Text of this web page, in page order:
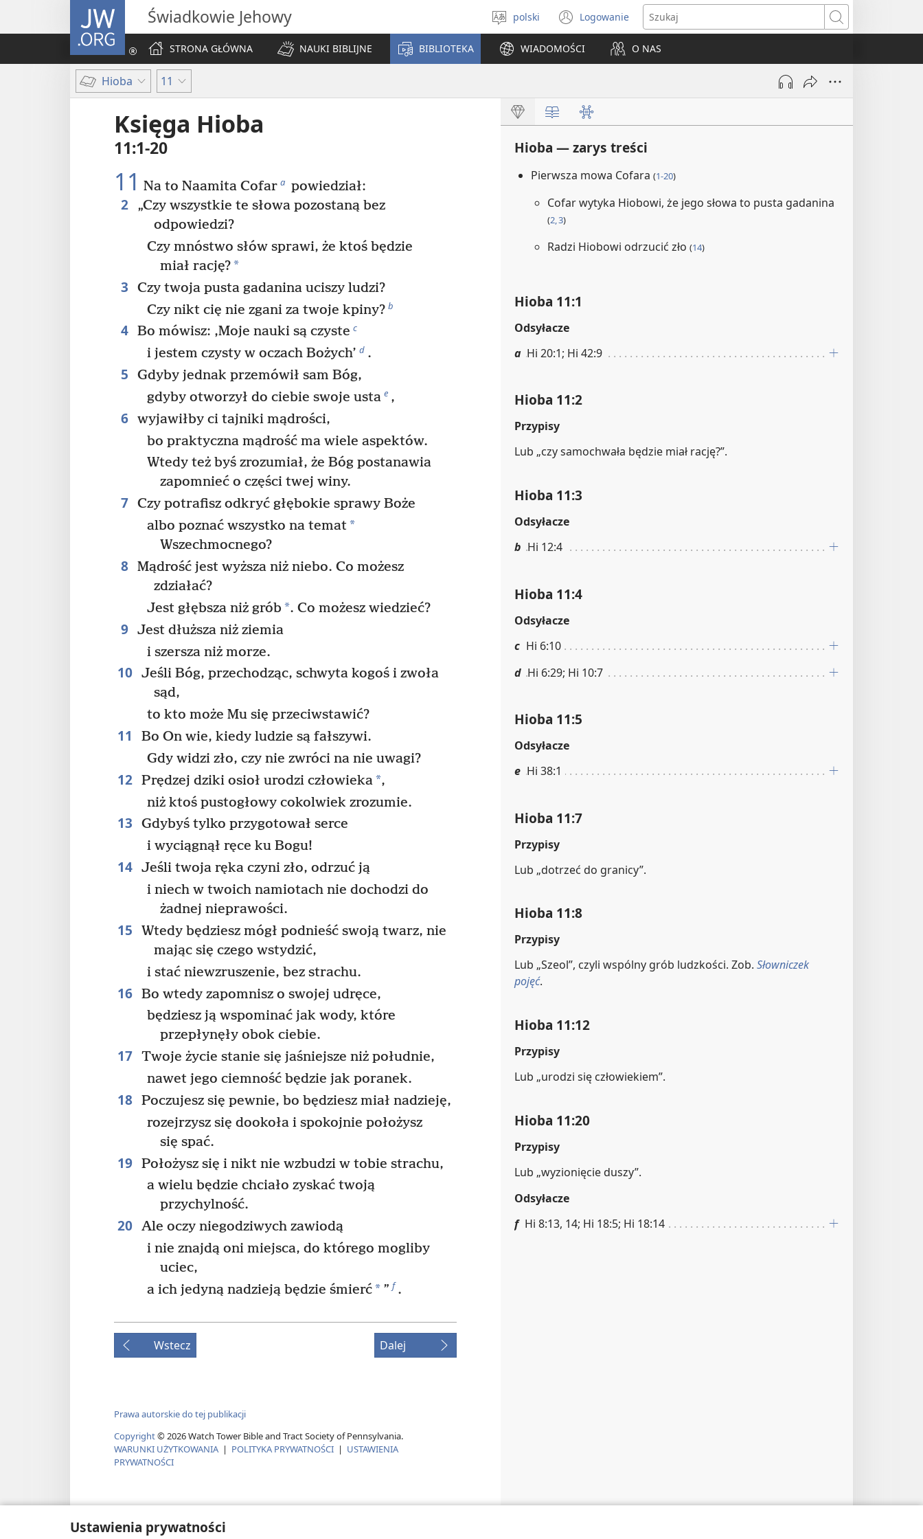
Ustawienia prywatności
JW.ORG Świadkowie Jehowy
Wybór
języka
polski Logowanie
(opens
new
window)
Szukaj
STRONA GŁÓWNA
NAUKI BIBLIJNE BIBLIOTEKA WIADOMOŚCI O NAS
Hioba 11
Księga Hioba
11:1-20
11 Na to Naamita Cofar a powiedział:
2
„Czy wszystkie te słowa pozostaną bez
odpowiedzi?
Czy mnóstwo słów sprawi, że ktoś będzie
miał rację?*
3
Czy twoja pusta gadanina uciszy ludzi?
Czy nikt cię nie zgani za twoje kpiny? b
4 Bo mówisz: ‚Moje nauki są czyste c
i jestem czysty w oczach Bożych’ d .
5
Gdyby jednak przemówił sam Bóg,
gdyby otworzył do ciebie swoje usta e ,
6 wyjawiłby ci tajniki mądrości,
bo praktyczna mądrość ma wiele aspektów.
Wtedy też byś zrozumiał, że Bóg postanawia
zapomnieć o części twej winy.
7 Czy potrafisz odkryć głębokie sprawy Boże
albo poznać wszystko na temat*
Wszechmocnego?
8 Mądrość jest wyższa niż niebo. Co możesz
zdziałać?
Jest głębsza niż grób *. Co możesz wiedzieć?
9 Jest dłuższa niż ziemia
i szersza niż morze.
10 Jeśli Bóg, przechodząc, schwyta kogoś i zwoła
sąd,
to kto może Mu się przeciwstawić?
11
Bo On wie, kiedy ludzie są fałszywi.
Gdy widzi zło, czy nie zwróci na nie uwagi?
12 Prędzej dziki osioł urodzi człowieka*,
niż ktoś pustogłowy cokolwiek zrozumie.
13
Gdybyś tylko przygotował serce
i wyciągnął ręce ku Bogu!
14 Jeśli twoja ręka czyni zło, odrzuć ją
i niech w twoich namiotach nie dochodzi do
żadnej nieprawości.
15
Wtedy będziesz mógł podnieść swoją twarz, nie
mając się czego wstydzić,
i stać niewzruszenie, bez strachu.
16 Bo wtedy zapomnisz o swojej udręce,
będziesz ją wspominać jak wody, które
przepłynęły obok ciebie.
17 Twoje życie stanie się jaśniejsze niż południe,
nawet jego ciemność będzie jak poranek.
18 Poczujesz się pewnie, bo będziesz miał nadzieję,
rozejrzysz się dookoła i spokojnie położysz
się spać.
19 Położysz się i nikt nie wzbudzi w tobie strachu,
a wielu będzie chciało zyskać twoją
przychylność.
20 Ale oczy niegodziwych zawiodą
i nie znajdą oni miejsca, do którego mogliby
uciec,
a ich jedyną nadzieją będzie śmierć* ” f .
Wstecz Dalej
Prawa autorskie do tej publikacji
Copyright©2026Watch Tower Bible and Tract Society of Pennsylvania.
WARUNKI UŻYTKOWANIA | POLITYKA PRYWATNOŚCI | USTAWIENIA
PRYWATNOŚCI
Hioba — zarys treści
Pierwsza mowa Cofara (1-20)
Cofar wytyka Hiobowi, że jego słowa to pusta gadanina
(2, 3)
Radzi Hiobowi odrzucić zło (14)
Hioba 11:1
Odsyłacze
a Hi 20:1; Hi 42:9
Hioba 11:2
Przypisy
Lub „czy samochwała będzie miał rację?”.
Hioba 11:3
Odsyłacze
b Hi 12:4
Hioba 11:4
Odsyłacze
c Hi 6:10
d Hi 6:29; Hi 10:7
Hioba 11:5
Odsyłacze
e Hi 38:1
Hioba 11:7
Przypisy
Lub „dotrzeć do granicy”.
Hioba 11:8
Przypisy
Lub „Szeol”, czyli wspólny grób ludzkości. Zob. Słowniczek
pojęć.
Hioba 11:12
Przypisy
Lub „urodzi się człowiekiem”.
Hioba 11:20
Przypisy
Lub „wyzionięcie duszy”.
Odsyłacze
f Hi 8:13, 14; Hi 18:5; Hi 18:14